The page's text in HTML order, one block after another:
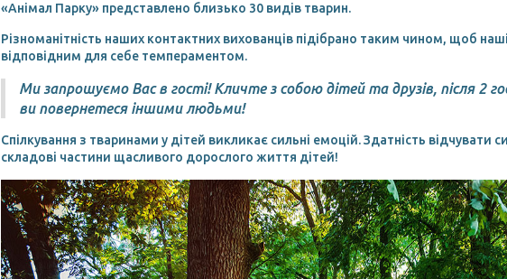
«Анімал Парку» представлено близько 30 видів тварин.
Різноманітність наших контактних вихованців підібрано таким чином, щоб
відповідним для себе темпераментом.
Ми запрошуємо Вас в гості! Кличте з собою дітей та друзів, після 2
ви повернетеся іншими людьми!
Спілкування з тваринами у дітей викликає сильні емоцій. Здатність відчувати
складові частини щасливого дорослого життя дітей!